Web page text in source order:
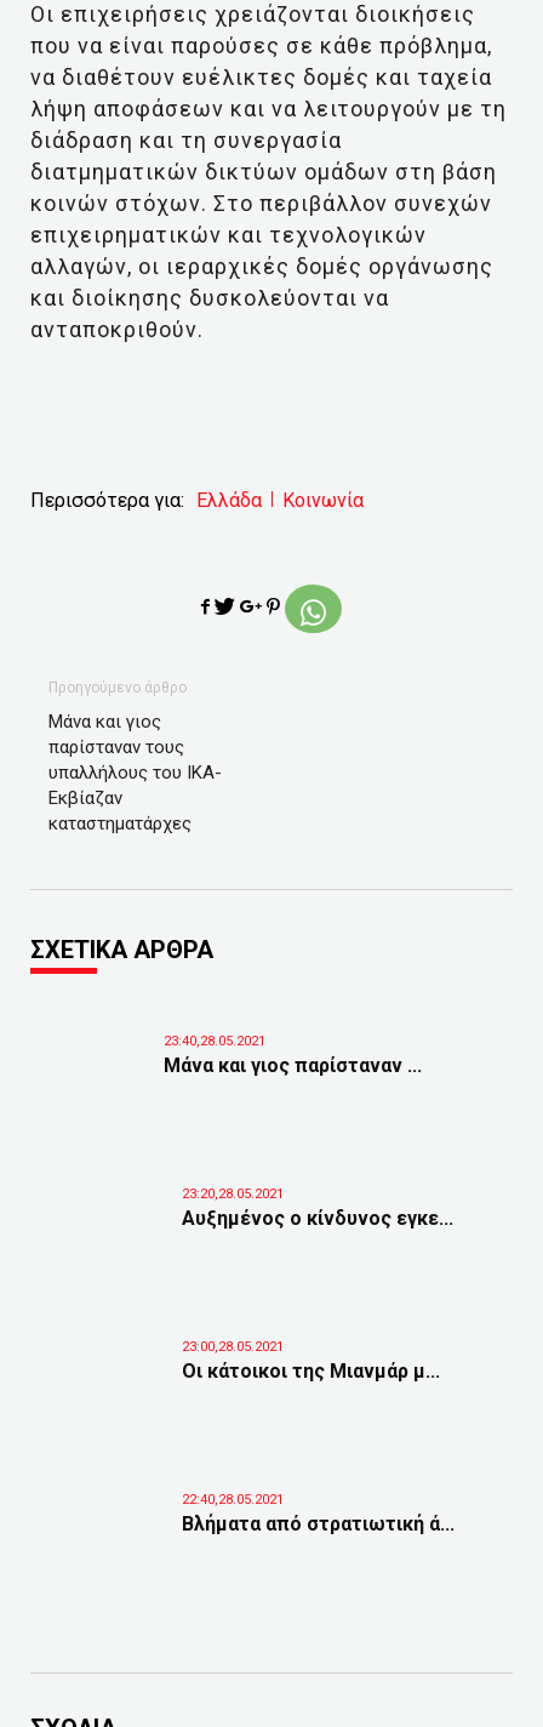
Οι επιχειρήσεις χρειάζονται διοικήσεις
που να είναι παρούσες σε κάθε πρόβλημα,
να διαθέτουν ευέλικτες δομές και ταχεία
λήψη αποφάσεων και να λειτουργούν με τη
διάδραση και τη συνεργασία
διατμηματικών δικτύων ομάδων στη βάση
κοινών στόχων. Στο περιβάλλον συνεχών
επιχειρηματικών και τεχνολογικών
αλλαγών, οι ιεραρχικές δομές οργάνωσης
και διοίκησης δυσκολεύονται να
ανταποκριθούν.
Περισσότερα για: Ελλάδα Κοινωνία
Προηγούμενο άρθρο
Μάνα και γιος
παρίσταναν τους
υπαλλήλους του ΙΚΑ-
Εκβίαζαν
καταστηματάρχες
ΣΧΕΤΙΚΑ ΑΡΘΡΑ
23:40,28.05.2021
Μάνα και γιος παρίσταναν ...
23:20,28.05.2021
Αυξημένος ο κίνδυνος εγκε...
23:00,28.05.2021
Οι κάτοικοι της Μιανμάρ μ...
22:40,28.05.2021
Βλήματα από στρατιωτική ά...